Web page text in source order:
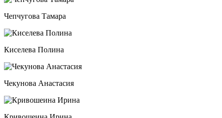
Чепчугова Тамара
Киселева Полина
Чекунова Анастасия